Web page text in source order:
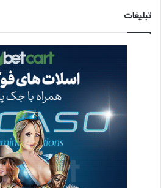
تبلیغات